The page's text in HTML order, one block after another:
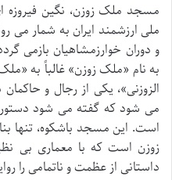
مسجد ملک زوزن، نگین فیروزه
ملی ارزشمند ایران به شمار
و دوران خوارزمشاهیان بازمی
به نام «ملک زوزن» غالباً به
الزوزنی»، یکی از رجال و
می شود که گفته می شود
است. این مسجد باشکوه، تنها
زوزن است که با معماری بی
داستانی از عظمت و ناتمامی را